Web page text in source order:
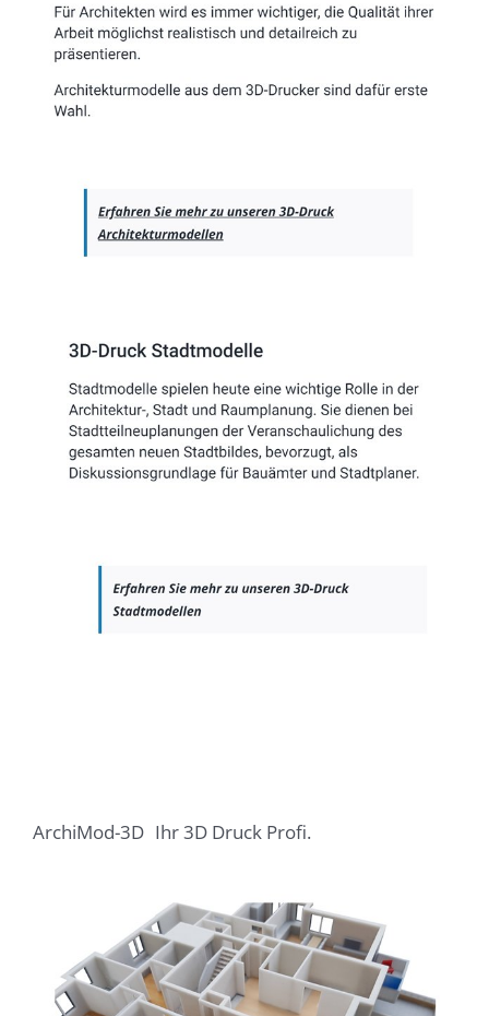
ArchiMod-3D Ihr 3D Druck Profi.